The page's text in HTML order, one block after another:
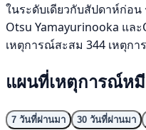
ในระดับเดียวกับสัปดาห์ก่อน
Otsu Yamayurinooka แล
เหตุการณ์สะสม 344 เหตุก
แผนที่เหตุการณ์ห
7 วันที่ผ่านมา 30 วันที่ผ่านมา